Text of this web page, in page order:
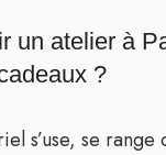
un atelier à
?
s’use, se range